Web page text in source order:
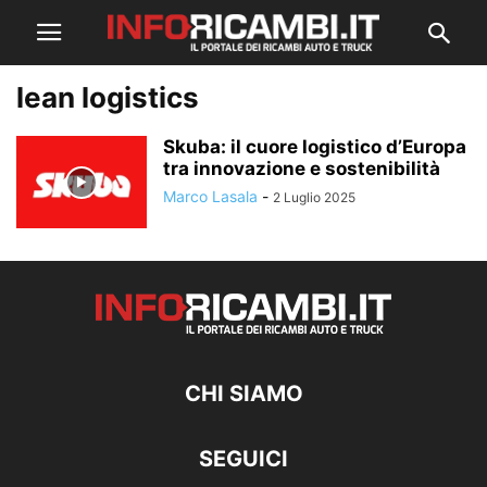
lean logistics
Skuba: il cuore logistico d’Europa
tra innovazione e sostenibilità
Marco Lasala - 2 Luglio 2025
CHI SIAMO
SEGUICI